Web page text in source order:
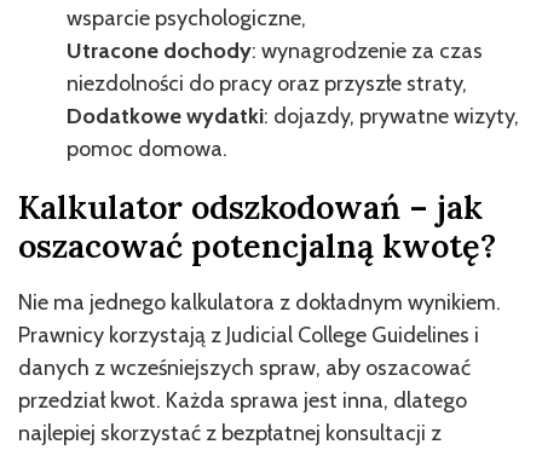
wsparcie psychologiczne,
Utracone dochody: wynagrodzenie za czas
niezdolności do pracy oraz przyszłe straty,
Dodatkowe wydatki: dojazdy, prywatne wizyty,
pomoc domowa.
Kalkulator odszkodowań – jak
oszacować potencjalną kwotę?
Nie ma jednego kalkulatora z dokładnym wynikiem.
Prawnicy korzystają z Judicial College Guidelines i
danych z wcześniejszych spraw, aby oszacować
przedział kwot. Każda sprawa jest inna, dlatego
najlepiej skorzystać z bezpłatnej konsultacji z